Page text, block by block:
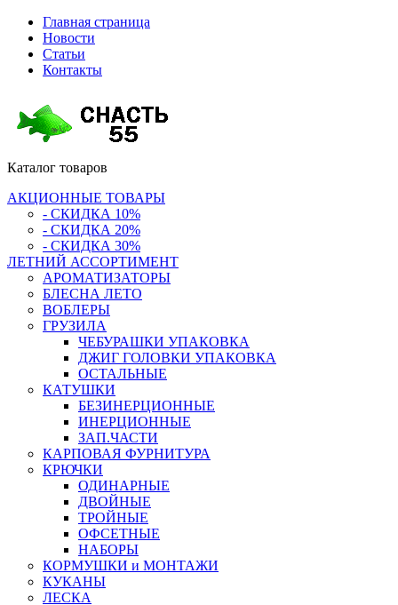
Главная страница
Новости
Статьи
Контакты
Каталог товаров
АКЦИОННЫЕ ТОВАРЫ
- СКИДКА 10%
- СКИДКА 20%
- СКИДКА 30%
ЛЕТНИЙ АССОРТИМЕНТ
АРОМАТИЗАТОРЫ
БЛЕСНА ЛЕТО
ВОБЛЕРЫ
ГРУЗИЛА
ЧЕБУРАШКИ УПАКОВКА
ДЖИГ ГОЛОВКИ УПАКОВКА
ОСТАЛЬНЫЕ
КАТУШКИ
БЕЗИНЕРЦИОННЫЕ
ИНЕРЦИОННЫЕ
ЗАП.ЧАСТИ
КАРПОВАЯ ФУРНИТУРА
КРЮЧКИ
ОДИНАРНЫЕ
ДВОЙНЫЕ
ТРОЙНЫЕ
ОФСЕТНЫЕ
НАБОРЫ
КОРМУШКИ и МОНТАЖИ
КУКАНЫ
ЛЕСКА